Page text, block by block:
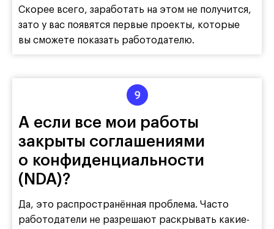
Скорее всего, заработать на этом не получится,
зато у вас появятся первые проекты, которые
вы сможете показать работодателю.
А если все мои работы
закрыты соглашениями
о конфиденциальности
(NDA)?
Да, это распространённая проблема. Часто
работодатели не разрешают раскрывать какие-